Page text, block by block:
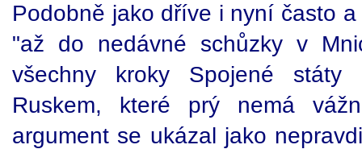
Podobně jako dříve i nyní často
"až do nedávné schůzky v
všechny kroky Spojené
Ruskem, které prý nemá
argument se ukázal jako